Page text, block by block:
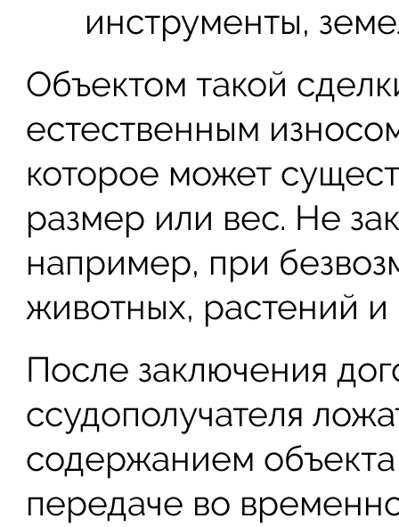
инструменты,
Объектом такой
естественным
которое может
размер или вес. Не
например, при
животных, растений и
После заключения
ссудополучателя
содержанием
передаче во